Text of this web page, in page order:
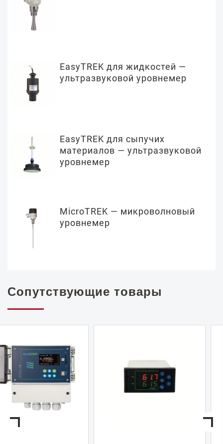
EasyTREK для жидкостей —
ультразвуковой уровнемер
EasyTREK для сыпучих
материалов — ультразвуковой
уровнемер
MicroTREK — микроволновый
уровнемер
Сопутствующие товары